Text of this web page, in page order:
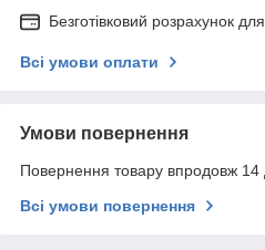
Безготівковий розрахунок
Всі умови оплати
Умови повернення
Повернення товару впродовж 14
Всі умови повернення